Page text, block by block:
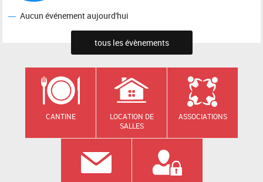
Aucun événement aujourd'hui
tous les évènements
CANTINE
LOCATION DE
SALLES
ASSOCIATIONS